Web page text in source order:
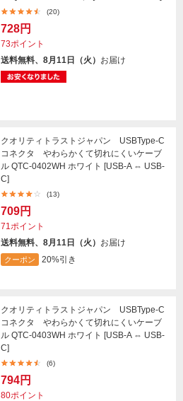
(20)
728円
73ポイント
送料無料、8月11日（火） お届け
クオリティトラストジャパン USBType-C
コネクタ やわらかくて切れにくいケーブ
ル QTC-0402WH ホワイト [USB-A ⇔ USB-
C]
(13)
709円
71ポイント
送料無料、8月11日（火） お届け
クーポン 20%引き
クオリティトラストジャパン USBType-C
コネクタ やわらかくて切れにくいケーブ
ル QTC-0403WH ホワイト [USB-A ⇔ USB-
C]
(6)
794円
80ポイント